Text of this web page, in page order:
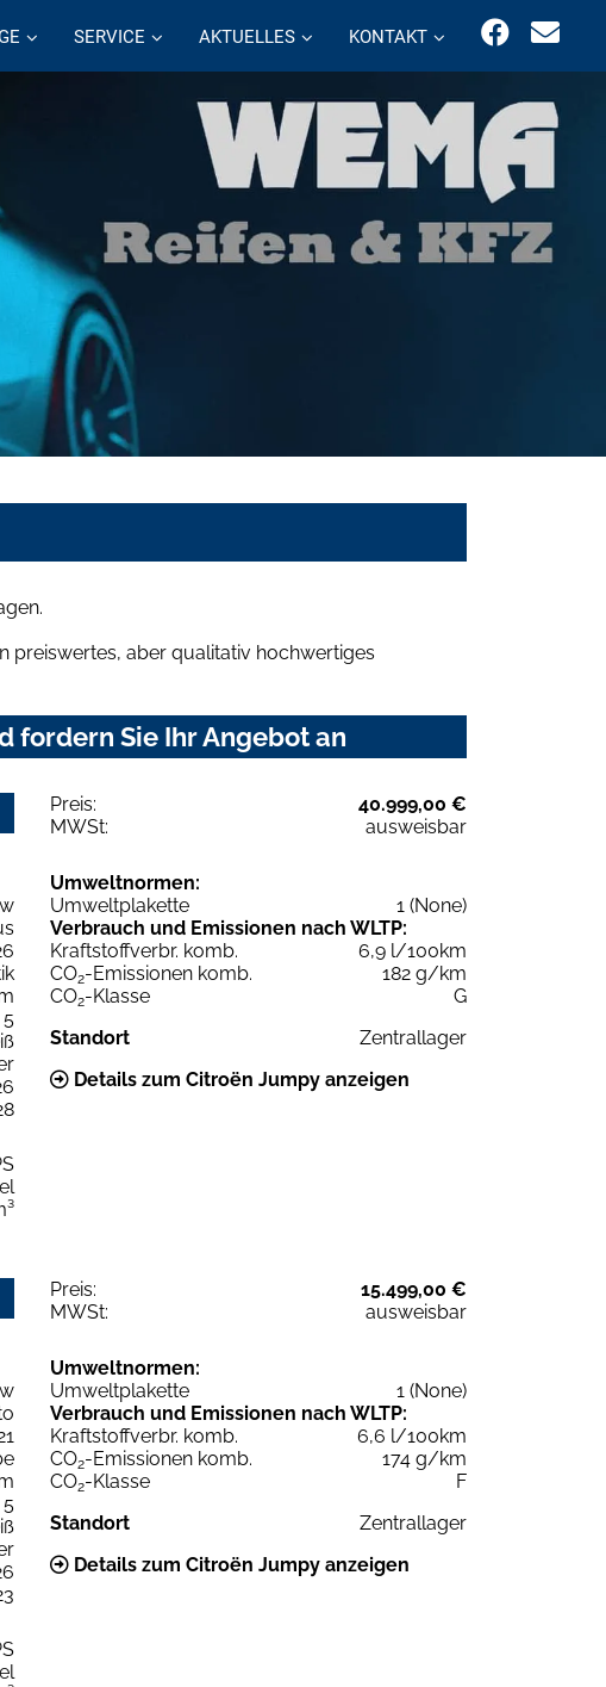
SERVICE AKTUELLES KONTAKT
preiswertes, aber qualitativ hochwertiges
fordern Sie Ihr Angebot an
Preis:
40.999,00 €
MWSt:
ausweisbar
5
Umweltnormen:
Umweltplakette
1 (None)
Verbrauch und Emissionen nach WLTP:
Kraftstoffverbr. komb.
6,9 l/100km
CO2-Emissionen komb.
182 g/km
CO2-Klasse
G
Standort
Zentrallager
Details zum Citroën Jumpy anzeigen
Preis:
15.499,00 €
MWSt:
ausweisbar
5
Umweltnormen:
Umweltplakette
1 (None)
Verbrauch und Emissionen nach WLTP:
Kraftstoffverbr. komb.
6,6 l/100km
CO2-Emissionen komb.
174 g/km
CO2-Klasse
F
Standort
Zentrallager
Details zum Citroën Jumpy anzeigen